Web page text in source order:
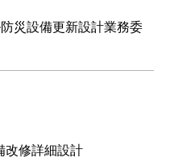
災設備更新設計業務委
改修詳細設計